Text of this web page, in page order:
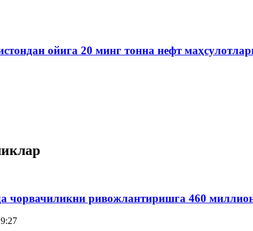
ойига 20 минг тонна нефт
чорвачиликни ривожлантиришга 460